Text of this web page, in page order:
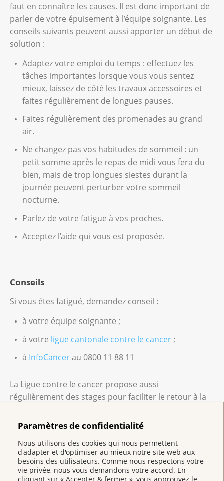
Paramètres de confidentialité
Nous utilisons des cookies qui nous permettent
d'adapter et d'optimiser au mieux notre site web aux
besoins des utilisateurs. Comme nous respectons votre
vie privée, nous vous demandons votre accord. En
faut en connaître les causes. Il est donc important de
parler de votre épuisement à l’équipe soignante. Les
conseils suivants peuvent aussi apporter un début de
solution :
Adaptez votre emploi du temps : effectuez les
tâches importantes lorsque vous vous sentez
mieux, laissez de côté les travaux accessoires et
faites régulièrement de longues pauses.
Faites régulièrement des promenades au grand
air.
Ne changez pas vos habitudes de sommeil : un
petit somme après le repas de midi vous fera du
bien, mais de trop longues siestes durant la
journée peuvent perturber votre sommeil
nocturne.
Parlez de votre fatigue à vos proches.
Acceptez l’aide qui vous est proposée.
Conseils
Si vous êtes fatigué, demandez conseil :
à votre équipe soignante ;
à votre ligue cantonale contre le cancer ;
à InfoCancerau 0800 11 88 11
La Ligue contre le cancer propose aussi
régulièrement des stages pour faciliter le retour à la
Vous trouverez également de précieuses
La brochure « Fatigue et cancer »